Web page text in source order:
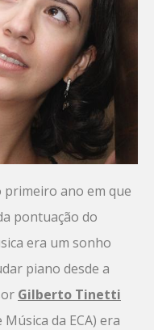
primeiro ano em que
pontuação do
era um sonho
piano desde a
Gilberto Tinetti
da ECA) era